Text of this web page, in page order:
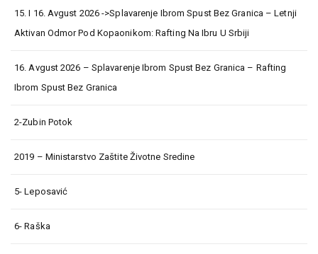
15. I 16. Avgust 2026 ->Splavarenje Ibrom Spust Bez Granica – Letnji
Aktivan Odmor Pod Kopaonikom: Rafting Na Ibru U Srbiji
16. Avgust 2026 – Splavarenje Ibrom Spust Bez Granica – Rafting
Ibrom Spust Bez Granica
2-Zubin Potok
2019 – Ministarstvo Zaštite Životne Sredine
5- Leposavić
6- Raška